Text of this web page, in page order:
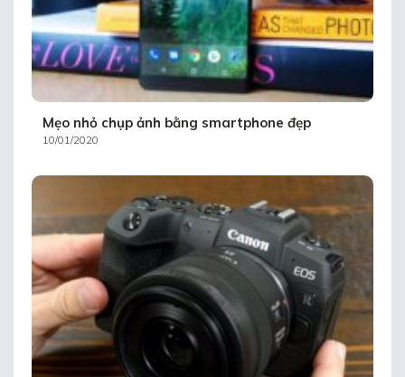
Mẹo nhỏ chụp ảnh bằng smartphone đẹp
10/01/2020